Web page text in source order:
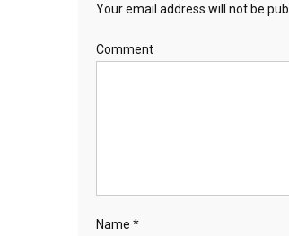
Your email address will not be
Comment
Name *